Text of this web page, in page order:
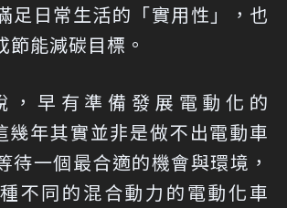
足日常生活的「實用性」，也
節能減碳目標。
，早有準備發展電動化的
幾年其實並非是做不出電動車
待一個最合適的機會與環境，
不同的混合動力的電動化車